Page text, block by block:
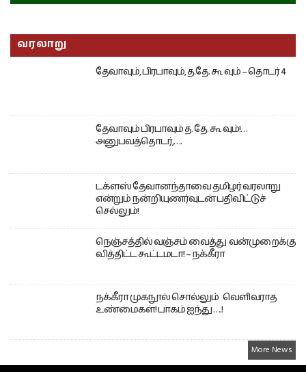
வரலாறு
தேவாவும், பிரபாவும், த.தே. கூ வும் – தொடர் 4
தேவாவும் பிரபாவும் த. தே. கூ வும்!…
அனுபவத்தொடர்,….
டக்ளஸ் தேவானந்தாவை தமிழர் வரலாறு
என்றும் நன்றியுணர்வுடன் பதிவிட்டுச்
செல்லும்!
நெஞ்சத்தில் வஞ்சம் வைத்து வன்முறைக்கு
வித்திட்ட கூட்டமடா! – நக்கீரா
நக்கீரா முகநூல் சொல்லும் வெளிவராத
உண்மைகள்! பாகம் ஐந்து ….!
More News